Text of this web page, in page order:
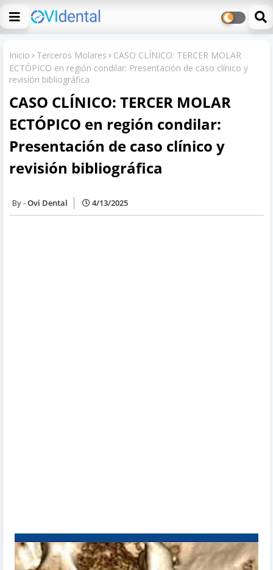
Inicio Terceros Molares
CASO CLÍNICO: TERCER MOLAR
ECTÓPICO en región condilar: Presentación de caso clínico y
revisión bibliográfica
CASO CLÍNICO: TERCER MOLAR
ECTÓPICO en región condilar:
Presentación de caso clínico y
revisión bibliográfica
Ovi Dental 4/13/2025